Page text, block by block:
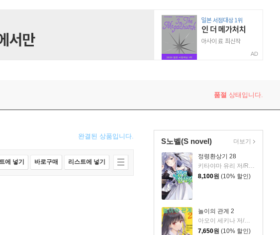
AD
품절 상태입니다.
S노벨(S novel)
정령환상기 28
키타야마 유리 저/Riv 그림/이소정 역
8,100원 (10% 할인)
놀이의 관계 2
7,650원 (10% 할인)
더보기
완결된 상품입니다.
에 넣기 바로구매 리스트에 넣기